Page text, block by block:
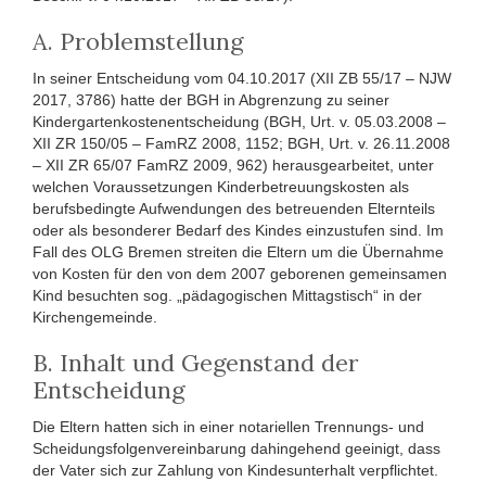
A. Problemstellung
In seiner Entscheidung vom 04.10.2017 (XII ZB 55/17 – NJW
2017, 3786) hatte der BGH in Abgrenzung zu seiner
Kindergartenkostenentscheidung (BGH, Urt. v. 05.03.2008 –
XII ZR 150/05 – FamRZ 2008, 1152; BGH, Urt. v. 26.11.2008
– XII ZR 65/07 FamRZ 2009, 962) herausgearbeitet, unter
welchen Voraussetzungen Kinderbetreuungskosten als
berufsbedingte Aufwendungen des betreuenden Elternteils
oder als besonderer Bedarf des Kindes einzustufen sind. Im
Fall des OLG Bremen streiten die Eltern um die Übernahme
von Kosten für den von dem 2007 geborenen gemeinsamen
Kind besuchten sog. „pädagogischen Mittagstisch“ in der
Kirchengemeinde.
B. Inhalt und Gegenstand der
Entscheidung
Die Eltern hatten sich in einer notariellen Trennungs- und
Scheidungsfolgenvereinbarung dahingehend geeinigt, dass
der Vater sich zur Zahlung von Kindesunterhalt verpflichtet.